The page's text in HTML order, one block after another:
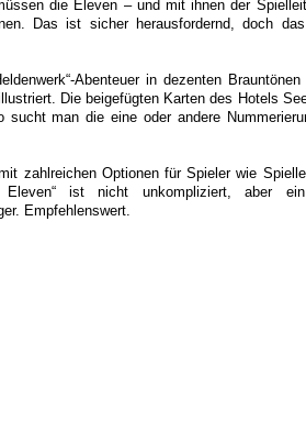
die Eleven – und mit ihnen der
Das ist sicher herausfordernd, doch
Abenteuer in dezenten
Die beigefügten Karten des Hotels
man die eine oder andere
zahlreichen Optionen für Spieler wie
Eleven“ ist nicht unkompliziert, aber ein
Empfehlenswert.